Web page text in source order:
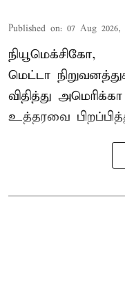
Published on: 07 Aug 2026,
நியூமெக்சிகோ,
மெட்டா
விதித்து
உத்தரவை